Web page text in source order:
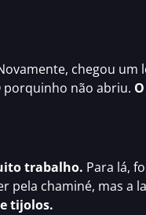
chegou um
porquinho não abriu.
trabalho. Para lá,
pela chaminé, mas a
tijolos.